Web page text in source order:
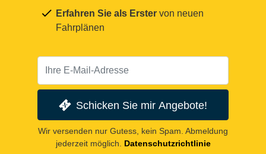
Erfahren Sie als Erster von neuen
Fahrplänen
Schicken Sie mir Angebote!
Wir versenden nur Gutess, kein Spam. Abmeldung
jederzeit möglich.
Datenschutzrichtlinie